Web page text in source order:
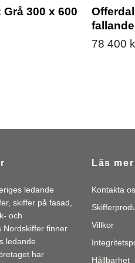
300 x 600
78 400
ledande
skiffer på fasad,
och
Nordskiffer finner
ledande
har
Läs mer
Kontakta
Villkor
Hållbarhet